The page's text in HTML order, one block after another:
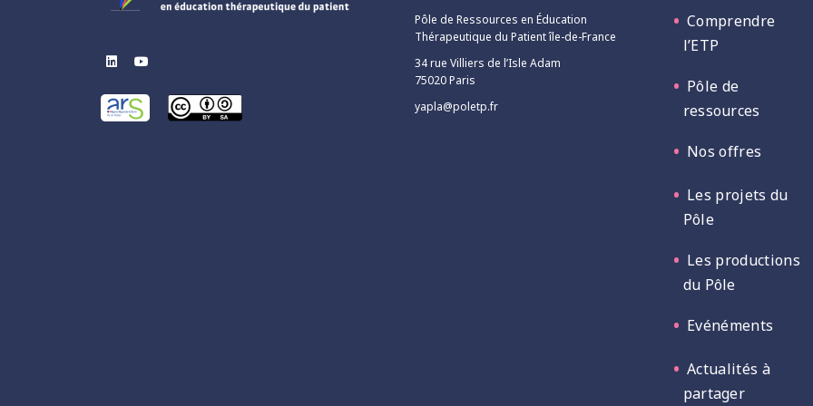
linkedin
Pôle de Ressources en Éducation
Thérapeutique du Patient île-de-France
34 rue Villiers de l’Isle Adam
75020 Paris
yapla@poletp.fr
Comprendre
l’ETP
Pôle de
ressources
Nos offres
Les projets du
Pôle
Les productions
du Pôle
Evénéments
Actualités à
partager